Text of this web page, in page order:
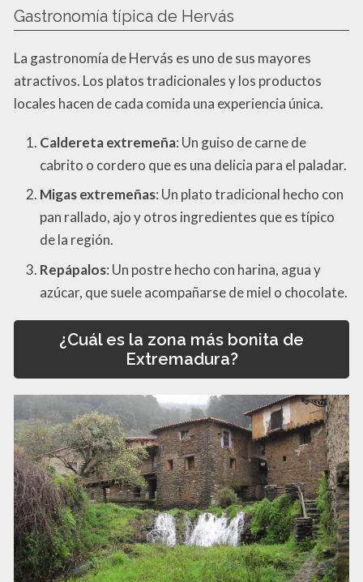
Gastronomía típica de Hervás
La gastronomía de Hervás es uno de sus mayores
atractivos. Los platos tradicionales y los productos
locales hacen de cada comida una experiencia única.
Caldereta extremeña: Un guiso de carne de
cabrito o cordero que es una delicia para el paladar.
Migas extremeñas: Un plato tradicional hecho con
pan rallado, ajo y otros ingredientes que es típico
de la región.
Repápalos: Un postre hecho con harina, agua y
azúcar, que suele acompañarse de miel o chocolate.
¿Cuál es la zona más bonita de
Extremadura?